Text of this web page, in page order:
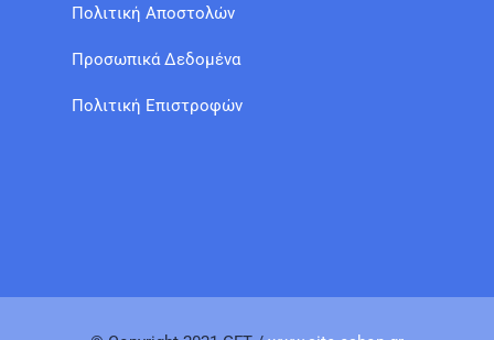
Πολιτική Αποστολών
Προσωπικά Δεδομένα
Πολιτική Επιστροφών